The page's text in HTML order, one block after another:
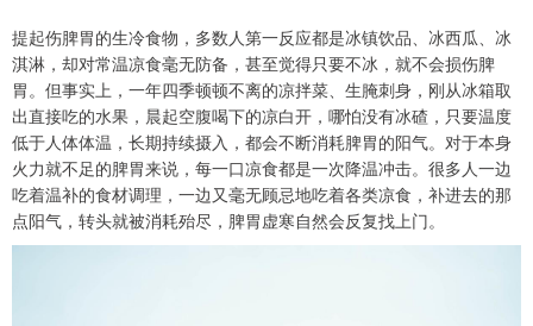
提起伤脾胃的生冷食物，多数人第一反应都是冰镇饮品、冰西瓜、冰
淇淋，却对常温凉食毫无防备，甚至觉得只要不冰，就不会损伤脾
胃。但事实上，一年四季顿顿不离的凉拌菜、生腌刺身，刚从冰箱取
出直接吃的水果，晨起空腹喝下的凉白开，哪怕没有冰碴，只要温度
低于人体体温，长期持续摄入，都会不断消耗脾胃的阳气。对于本身
火力就不足的脾胃来说，每一口凉食都是一次降温冲击。很多人一边
吃着温补的食材调理，一边又毫无顾忌地吃着各类凉食，补进去的那
点阳气，转头就被消耗殆尽，脾胃虚寒自然会反复找上门。